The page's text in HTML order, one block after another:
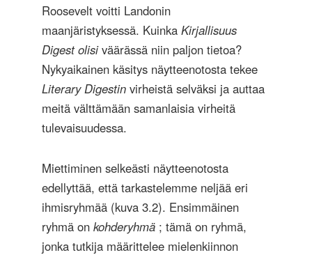
Roosevelt voitti Landonin
maanjäristyksessä. Kuinka Kirjallisuus
Digest olisiväärässä niin paljon tietoa?
Nykyaikainen käsitys näytteenotosta tekee
Literary Digestin virheistä selväksi ja auttaa
meitä välttämään samanlaisia ​​virheitä
tulevaisuudessa.
Miettiminen selkeästi näytteenotosta
edellyttää, että tarkastelemme neljää eri
ihmisryhmää (kuva 3.2). Ensimmäinen
ryhmä on kohderyhmä ; tämä on ryhmä,
jonka tutkija määrittelee mielenkiinnon